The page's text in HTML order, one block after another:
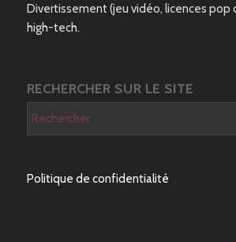
Divertissement (jeu vidéo, licences pop
high-tech.
RECHERCHER SUR LE SITE
Politique de confidentialité